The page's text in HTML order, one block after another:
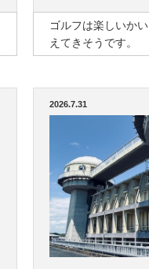
ゴルフは楽しいか
えてきそうです。
2026.7.31